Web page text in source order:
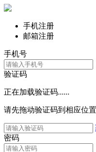
手机注册
邮箱注册
手机号
验证码
正在加载验证码......
请先拖动验证码到相应位置
密码